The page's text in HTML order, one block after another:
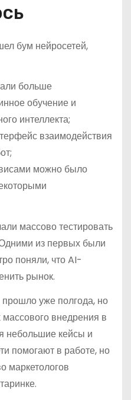
бум нейросетей,
больше
обучение и
интеллекта;
взаимодействия
можно было
массово тестировать
из первых были
поняли, что AI-
рынок.
уже полгода, но
внедрения в
небольшие кейсы и
помогают в работе, но
маркетологов